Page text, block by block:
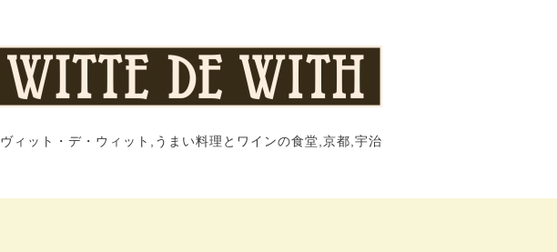
ヴィット・デ・ウィット,うまい料理とワインの食堂,京都,宇治